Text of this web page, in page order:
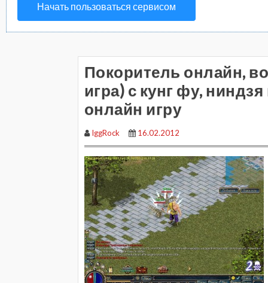
Начать пользоваться сервисом
Покоритель онлайн,
игра) с кунг фу,
онлайн игру
IggRock 16.02.2012